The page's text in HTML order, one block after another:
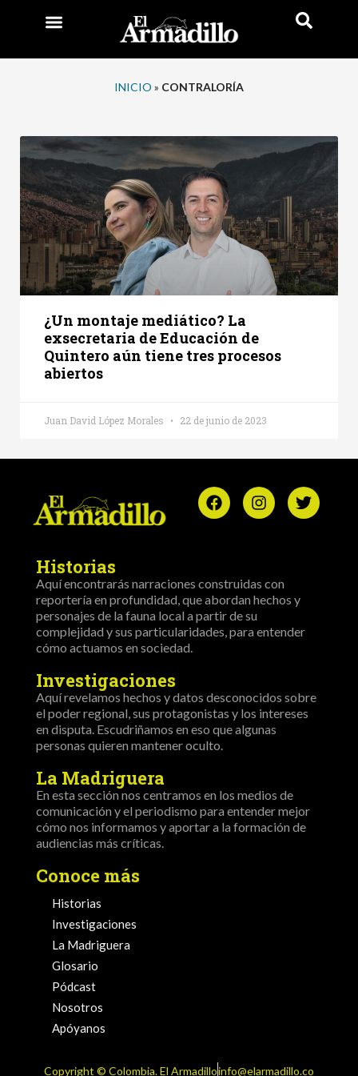
INICIO » CONTRALORÍA
¿Un montaje mediático? La
exsecretaria de Educación de
Quintero aún tiene tres procesos
abiertos
Juan David López Morales 22 de junio de 2023
Historias
Aquí encontrarás narraciones construidas con
reportería en profundidad, que abordan hechos y
personajes de la fauna local a partir de su
complejidad y sus particularidades, para entender
cómo actuamos en sociedad.
Investigaciones
Aquí revelamos hechos y datos desconocidos sobre
el poder regional, sus protagonistas y los intereses
en disputa. Escudriñamos en eso que algunas
personas quieren mantener oculto.
La Madriguera
En esta sección nos centramos en los medios de
comunicación y el periodismo para entender mejor
cómo nos informamos y aportar a la formación de
audiencias más críticas.
Conoce más
Historias
Investigaciones
La Madriguera
Glosario
Pódcast
Nosotros
Apóyanos
Copyright ©️ Colombia. El Armadilloinfo@elarmadillo.co